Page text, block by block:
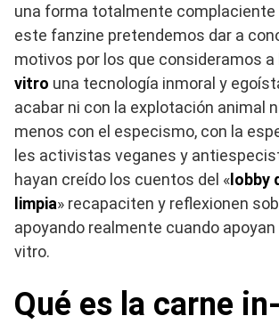
una forma totalmente complaciente
este fanzine pretendemos dar a
motivos por los que consideramos a
vitro una tecnología inmoral y
acabar ni con la explotación animal
menos con el especismo, con la
les activistas veganes y
hayan creído los cuentos del « lobby
limpia» recapaciten y reflexionen
apoyando realmente cuando apoyan
vitro.
Qué es la carne